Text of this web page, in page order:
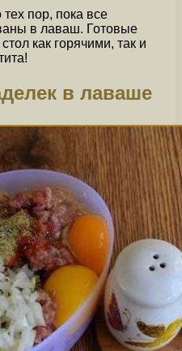
пор, пока все
в лаваш. Готовые
как горячими, так и
в лаваше